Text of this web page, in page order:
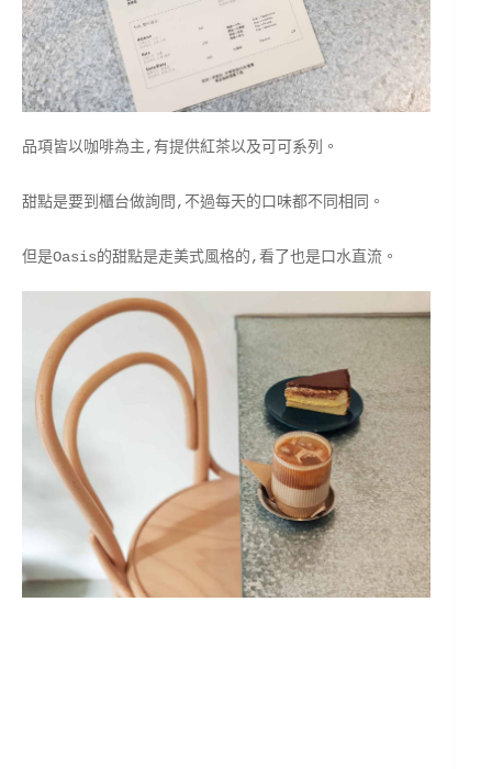
品項皆以咖啡為主,有提供紅茶以及可可系列。
甜點是要到櫃台做詢問,不過每天的口味都不同相同。
但是Oasis的甜點是走美式風格的,看了也是口水直流。